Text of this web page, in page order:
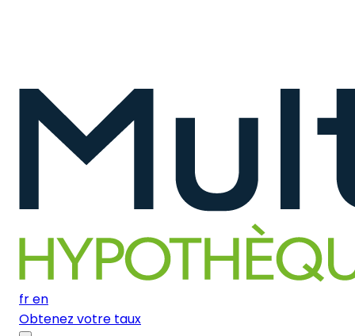
fren
Obtenez votre taux